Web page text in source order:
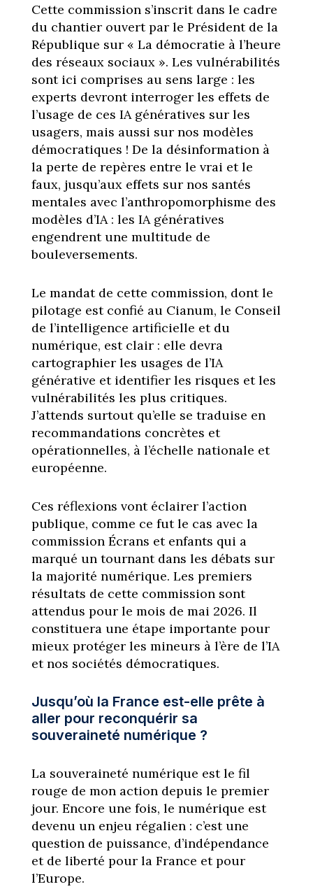
Cette commission s’inscrit dans le cadre
du chantier ouvert par le Président de la
République sur « La démocratie à l’heure
des réseaux sociaux ». Les vulnérabilités
sont ici comprises au sens large : les
experts devront interroger les effets de
l’usage de ces IA génératives sur les
usagers, mais aussi sur nos modèles
démocratiques ! De la désinformation à
la perte de repères entre le vrai et le
faux, jusqu’aux effets sur nos santés
mentales avec l’anthropomorphisme des
modèles d’IA : les IA génératives
engendrent une multitude de
bouleversements.
Le mandat de cette commission, dont le
pilotage est confié au Cianum, le Conseil
de l’intelligence artificielle et du
numérique, est clair : elle devra
cartographier les usages de l’IA
générative et identifier les risques et les
vulnérabilités les plus critiques.
J’attends surtout qu’elle se traduise en
recommandations concrètes et
opérationnelles, à l’échelle nationale et
européenne.
Ces réflexions vont éclairer l’action
publique, comme ce fut le cas avec la
commission Écrans et enfants qui a
marqué un tournant dans les débats sur
la majorité numérique. Les premiers
résultats de cette commission sont
attendus pour le mois de mai 2026. Il
constituera une étape importante pour
mieux protéger les mineurs à l’ère de l’IA
et nos sociétés démocratiques.
Jusqu’où la France est-elle prête à
aller pour reconquérir sa
souveraineté numérique ?
La souveraineté numérique est le fil
rouge de mon action depuis le premier
jour. Encore une fois, le numérique est
devenu un enjeu régalien : c’est une
question de puissance, d’indépendance
et de liberté pour la France et pour
l’Europe.